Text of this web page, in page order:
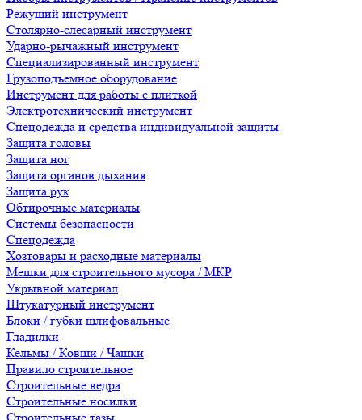
Режущий инструмент
Столярно-слесарный инструмент
Ударно-рычажный инструмент
Специализированный инструмент
Грузоподъемное оборудование
Инструмент для работы с плиткой
Электротехнический инструмент
Спецодежда и средства индивидуальной защиты
Защита головы
Защита ног
Защита органов дыхания
Защита рук
Обтирочные материалы
Системы безопасности
Спецодежда
Хозтовары и расходные материалы
Мешки для строительного мусора / МКР
Укрывной материал
Штукатурный инструмент
Блоки / губки шлифовальные
Гладилки
Кельмы / Ковши / Чашки
Правило строительное
Строительные ведра
Строительные носилки